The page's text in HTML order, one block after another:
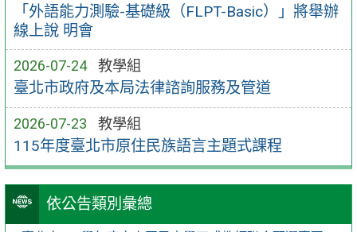
「外語能力測驗-基礎級（FLPT-Basic）」將舉辦
線上說 明會
2026-07-24 教學組
臺北市政府及本局法律諮詢服務及管道
2026-07-23 教學組
115年度臺北市原住民族語言主題式課程
依公告類別彙總